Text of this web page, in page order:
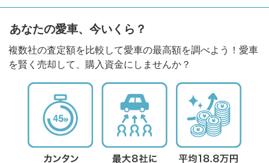
あなたの愛車、今いくら？
複数社の査定額を比較して愛車の最高額を調べよう！愛車
を賢く売却して、購入資金にしませんか？